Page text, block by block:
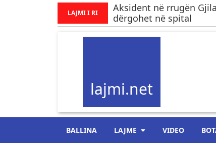
LAJMI I RI
Aksident në rrugën
dërgohet në spital
lajmi.net
BALLINA LAJME VIDEO